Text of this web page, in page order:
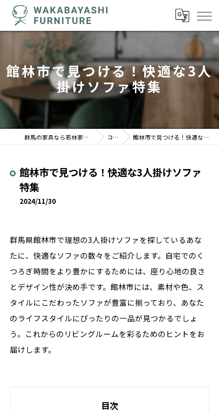
館林市で見つける！快適な3人
掛けソファ特集
群馬の家具なら若林家具センター 駒形店 コラム 館林市で見つける！快適な3人掛けソファ特集
館林市で見つける！快適な3人掛けソファ
特集
2024/11/30
群馬県館林市で理想の3人掛けソファを探しているあな
たに、快適なソファの数々をご紹介します。自宅でのく
つろぎ時間をより豊かにするためには、座り心地の良さ
とデザイン性が決め手です。館林市には、素材や色、ス
タイルにこだわったソファが豊富に揃っており、あなた
のライフスタイルにぴったりの一品が見つかるでしょ
う。これからのリビングルームを彩るためのヒントをお
届けします。
目次